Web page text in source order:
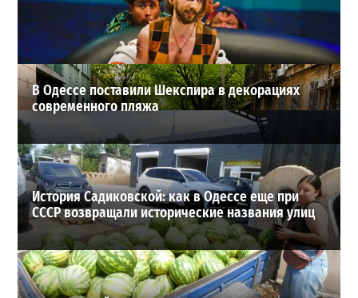
ВИБОР РЕДАКЦИИ
В Одессе поставили Шекспира в декорациях
современного пляжа
История Садиковской: как в Одессе еще при
СССР возвращали исторические названия улиц